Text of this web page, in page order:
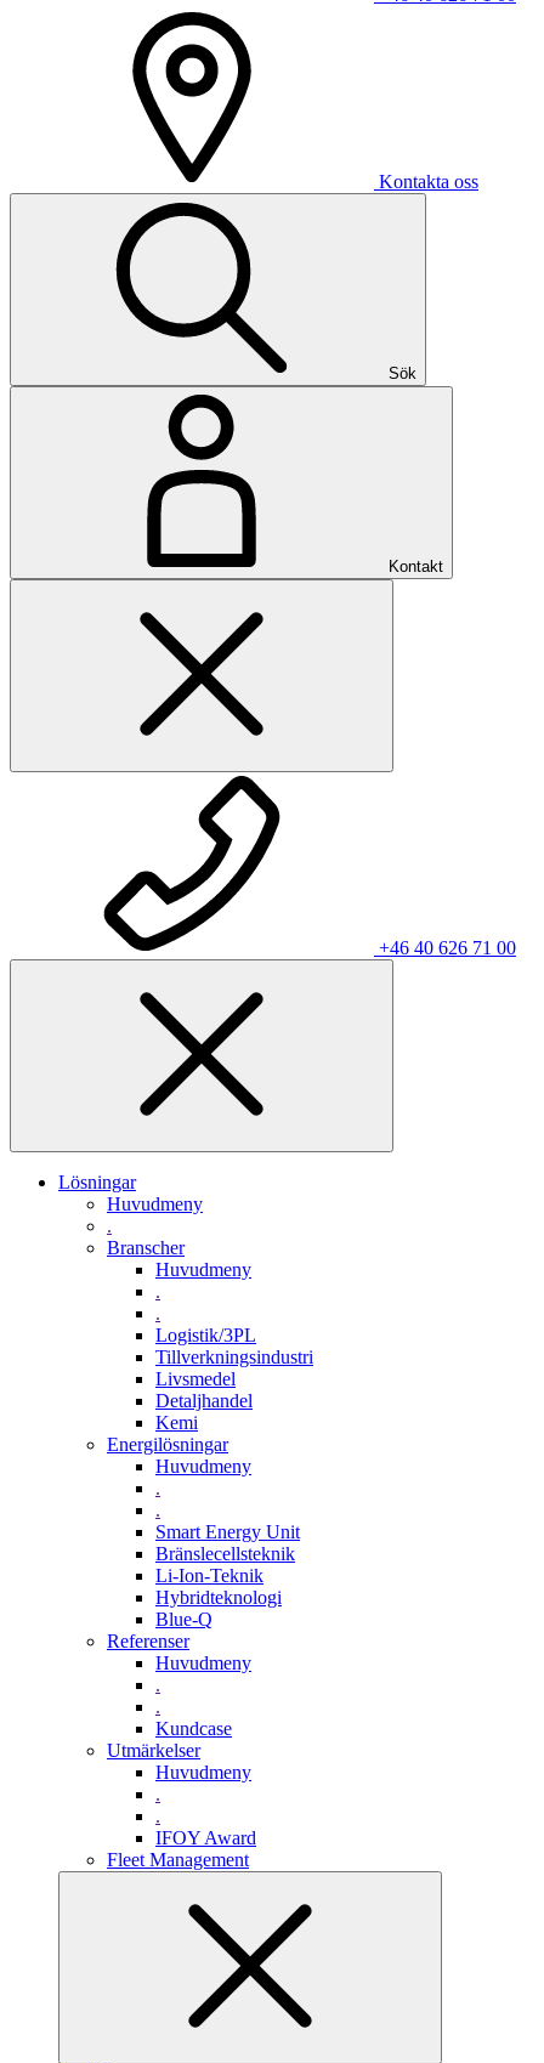
Kontakta oss
Sök
Kontakt
+46 40 626 71 00
Lösningar
Huvudmeny
.
Branscher
Huvudmeny
.
.
Logistik/3PL
Tillverkningsindustri
Livsmedel
Detaljhandel
Kemi
Energilösningar
Huvudmeny
.
.
Smart Energy Unit
Bränslecellsteknik
Li-Ion-Teknik
Hybridteknologi
Blue-Q
Referenser
Huvudmeny
.
.
Kundcase
Utmärkelser
Huvudmeny
.
.
IFOY Award
Fleet Management